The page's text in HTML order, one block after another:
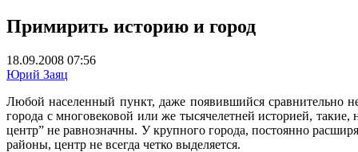
Примирить историю и город
18.09.2008 07:56
Юрий Заяц
Любой населенный пункт, даже появившийся сравнительно
города с многовековой или же тысячелетней историей,
центр” не равнозначны. У крупного города, постоянно
районы, центр не всегда четко выделяется.